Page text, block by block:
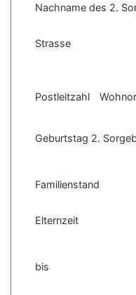
Nachname des 2.
Strasse
Postleitzahl
Geburtstag 2.
Familienstand
Elternzeit
bis